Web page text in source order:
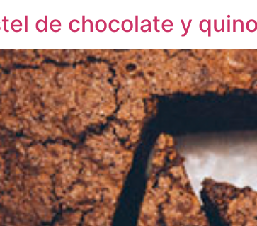
de chocolate y